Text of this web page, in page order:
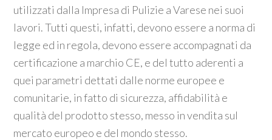
utilizzati dalla Impresa di Pulizie a Varese nei suoi
lavori. Tutti questi, infatti, devono essere a norma di
legge ed in regola, devono essere accompagnati da
certificazione a marchio CE, e del tutto aderenti a
quei parametri dettati dalle norme europee e
comunitarie, in fatto di sicurezza, affidabilità e
qualità del prodotto stesso, messo in vendita sul
mercato europeo e del mondo stesso.